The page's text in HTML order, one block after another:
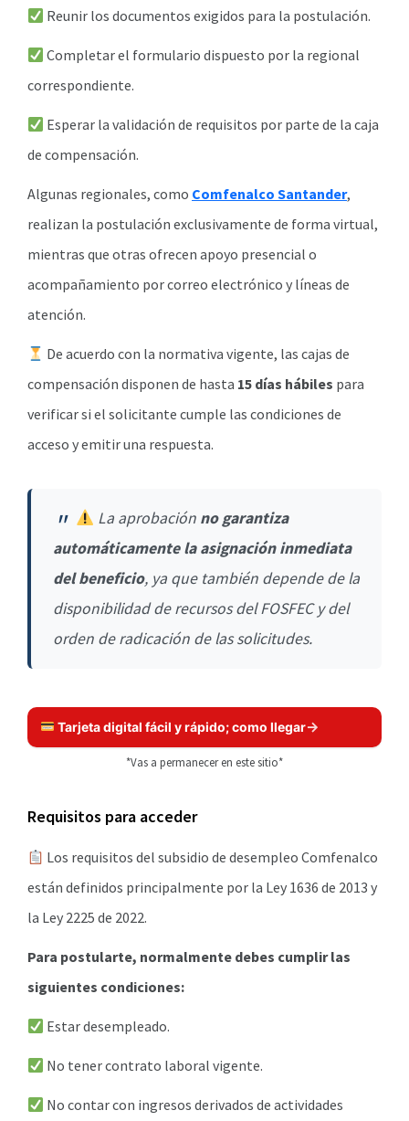
Reunir los documentos exigidos para la postulación.
Completar el formulario dispuesto por la regional
correspondiente.
Esperar la validación de requisitos por parte de la caja
de compensación.
Algunas regionales, como Comfenalco Santander,
realizan la postulación exclusivamente de forma virtual,
mientras que otras ofrecen apoyo presencial o
acompañamiento por correo electrónico y líneas de
atención.
De acuerdo con la normativa vigente, las cajas de
compensación disponen de hasta 15 días hábiles para
verificar si el solicitante cumple las condiciones de
acceso y emitir una respuesta.
La aprobación no garantiza
automáticamente la asignación inmediata
del beneficio, ya que también depende de la
disponibilidad de recursos del FOSFEC y del
orden de radicación de las solicitudes.
Tarjeta digital fácil y rápido; como llegar
*Vas a permanecer en este sitio*
Requisitos para acceder
Los requisitos del subsidio de desempleo Comfenalco
están definidos principalmente por la Ley 1636 de 2013 y
la Ley 2225 de 2022.
Para postularte, normalmente debes cumplir las
siguientes condiciones:
Estar desempleado.
No tener contrato laboral vigente.
No contar con ingresos derivados de actividades